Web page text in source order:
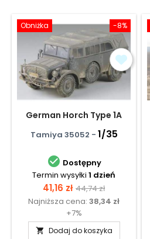
-8%
Obniżka
German Horch Type 1A
Tamiya 35052 - 1/35
 Dostępny
Termin wysyłki 1 dzień
Cena
41,16 zł Cena
podstawowa
44,74 zł
Najniższa cena: 38,34 zł
+7%
 Dodaj do koszyka